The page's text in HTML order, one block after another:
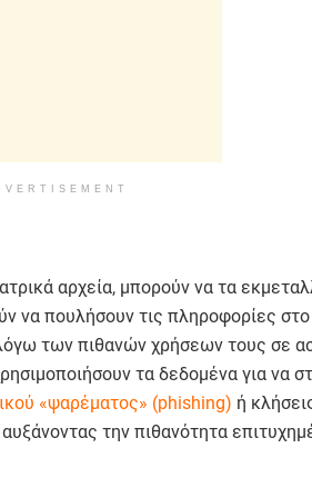
αρχεία, μπορούν να τα
να πουλήσουν τις πληροφορίες
των πιθανών χρήσεων τους σε
τα δεδομένα για να
«ψαρέματος» (phishing) ή
την πιθανότητα